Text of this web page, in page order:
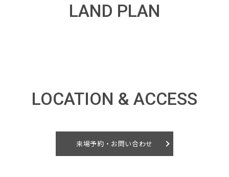
LAND PLAN
LOCATION & ACCESS
来場予約・お問い合わせ